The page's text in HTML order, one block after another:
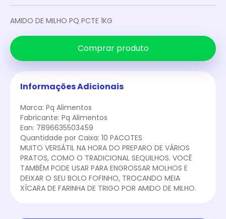
AMIDO DE MILHO PQ PCTE 1KG
Comprar produto
Informações Adicionais
Marca: Pq Alimentos
Fabricante: Pq Alimentos
Ean: 7896635503459
Quantidade por Caixa: 10 PACOTES
MUITO VERSÁTIL NA HORA DO PREPARO DE VÁRIOS
PRATOS, COMO O TRADICIONAL SEQUILHOS. VOCÊ
TAMBÉM PODE USAR PARA ENGROSSAR MOLHOS E
DEIXAR O SEU BOLO FOFINHO, TROCANDO MEIA
XÍCARA DE FARINHA DE TRIGO POR AMIDO DE MILHO.